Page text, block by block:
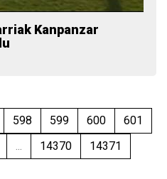
Kanpanzar
598 599 600
601
... 14370
14371